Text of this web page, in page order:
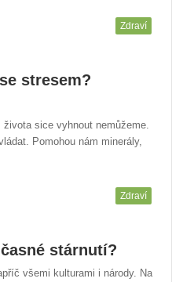
Zdraví
stresem?
sice vyhnout nemůžeme.
Pomohou nám minerály,
Zdraví
stárnutí?
všemi kulturami i národy. Na